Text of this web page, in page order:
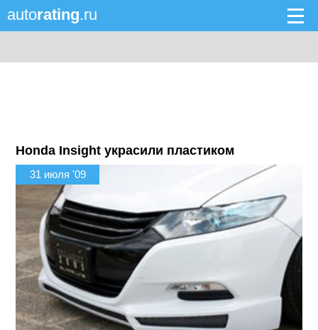
autorating.ru
Honda Insight украсили пластиком
31 июля '09